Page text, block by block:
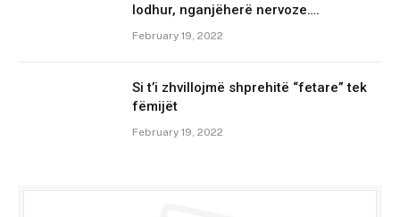
lodhur, nganjëherë nervoze….
February 19, 2022
Si t’i zhvillojmë shprehitë “fetare” tek
fëmijët
February 19, 2022